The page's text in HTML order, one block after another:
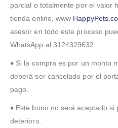
parcial o totalmente por el valor
tienda online, www
asesor en todo este proceso
WhatsApp al 3124329632
♦ Si la compra es por un monto
deberá ser cancelado por el
pago.
♦ Este bono no será aceptado si
deterioro.